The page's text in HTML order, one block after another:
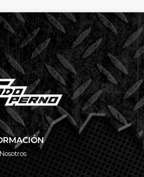
Nosotros